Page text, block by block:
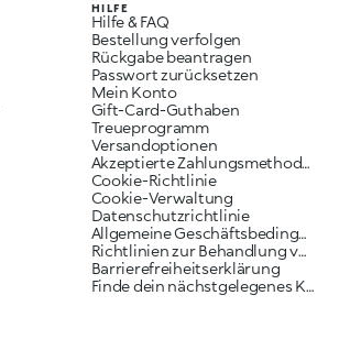
HILFE
Hilfe & FAQ
Bestellung verfolgen
Rückgabe beantragen
Passwort zurücksetzen
Mein Konto
Gift-Card-Guthaben
Treueprogramm
Versandoptionen
Akzeptierte Zahlungsmethoden
Cookie-Richtlinie
Cookie-Verwaltung
Datenschutzrichtlinie
Allgemeine Geschäftsbedingungen
Richtlinien zur Behandlung von Reklamationen
Barrierefreiheitserklärung
Finde dein nächstgelegenes KIKO Geschäft